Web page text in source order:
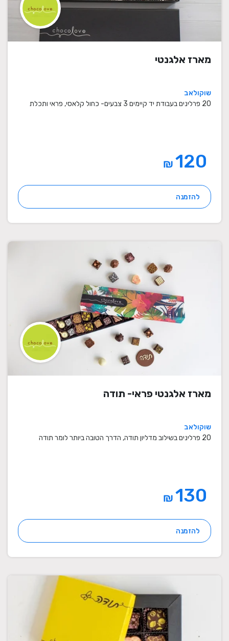
מארז אלגנטי
שוקולאב
20 פרלינים בעבודת יד קיימים 3 צבעים- כחול קלאסי, פראי ותכלת
₪
להזמנה
מארז אלגנטי פראי- תודה
שוקולאב
20 פרלינים בשילוב מדליון תודה, הדרך הטובה ביותר לומר תודה
₪
להזמנה